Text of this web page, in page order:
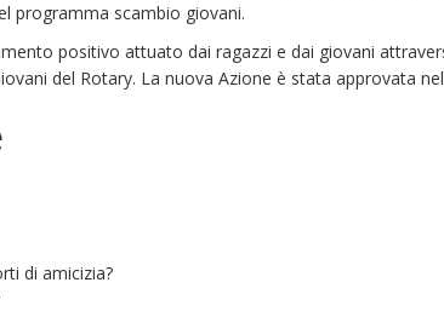
programma scambio giovani.
positivo attuato dai ragazzi e dai giovani
del Rotary. La nuova Azione è stata approvata
di amicizia?